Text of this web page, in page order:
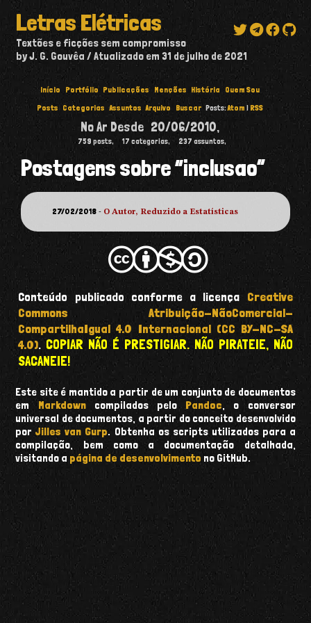
Letras Elétricas
Textões e ficções sem compromisso
by J. G. Gouvêa
Atualizado em31 de julho de 2021
Início Portfólio Publicações Menções História
Quem Sou
Posts Categorias Assuntos Arquivo Buscar Posts:Atom | RSS
No Ar Desde 20/06/2010,
759 posts, 17 categorias, 237 assuntos,
Postagens sobre “inclusao”
27/02/2018 - O Autor, Reduzido a Estatísticas
Conteúdo publicado conforme a licença Creative
Commons Atribuição-NãoComercial-
CompartilhaIgual 4.0 Internacional (CC BY-NC-SA
4.0). COPIAR NÃO É PRESTIGIAR. NÃO PIRATEIE, NÃO
SACANEIE!
Este site é mantido a partir de um conjunto de documentos
em Markdowncompilados pelo Pandoc , o conversor
universal de documentos, a partir do conceito desenvolvido
porJilles van Gurp. Obtenha os scripts utilizados para a
compilação, bem como a documentação detalhada,
visitando a página de desenvolvimento no GitHub.